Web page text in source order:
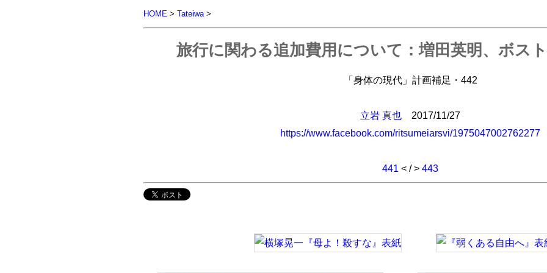
HOME> Tateiwa>
旅行に関わる追加費用について：増田英明、ボス
「身体の現代」計画補足・442
立岩 真也
2017/11/27
https://www.facebook.com/ritsumeiarsvi/1975047002762277
441 < / > 443